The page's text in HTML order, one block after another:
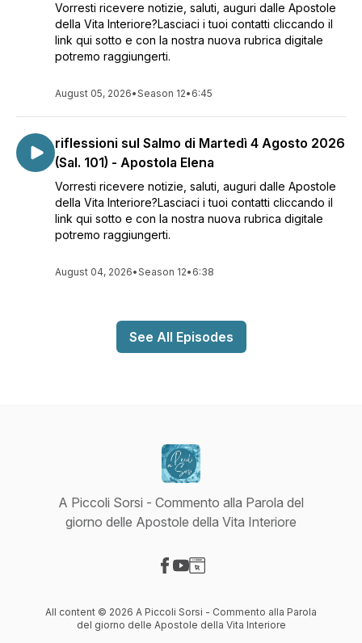
Vorresti ricevere notizie, saluti, auguri dalle Apostole
della Vita Interiore?Lasciaci i tuoi contatti cliccando il
link qui sotto e con la nostra nuova rubrica digitale
potremo raggiungerti.
August 05, 2026•Season 12• 6:45
riflessioni sul Salmo di Martedì 4 Agosto 2026
(Sal. 101) - Apostola Elena
Vorresti ricevere notizie, saluti, auguri dalle Apostole
della Vita Interiore?Lasciaci i tuoi contatti cliccando il
link qui sotto e con la nostra nuova rubrica digitale
potremo raggiungerti.
August 04, 2026•Season 12• 6:38
See All Episodes
A Piccoli Sorsi - Commento alla Parola del
giorno delle Apostole della Vita Interiore
All content © 2026 A Piccoli Sorsi - Commento alla Parola
del giorno delle Apostole della Vita Interiore